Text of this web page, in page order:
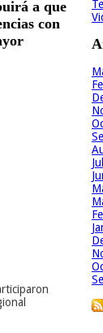
a que
con